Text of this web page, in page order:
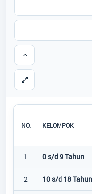
NO. KELOMPOK
1 0 s/d 9 Tahun
2 10 s/d 18 Tahun